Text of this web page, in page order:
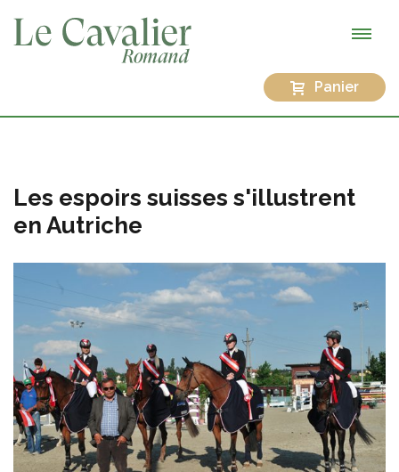
Panier
Les espoirs suisses s'illustrent
en Autriche